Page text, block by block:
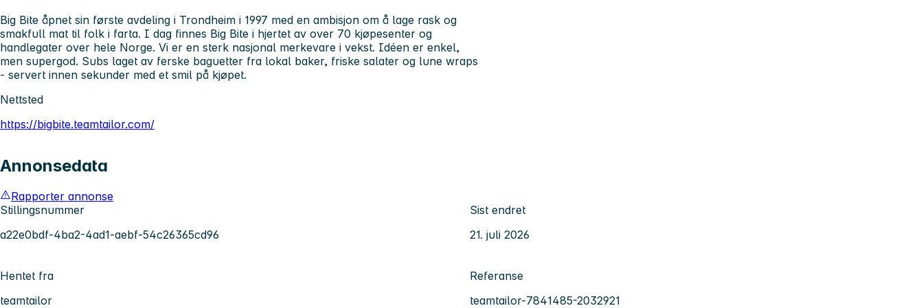
Big Bite åpnet sin første avdeling i Trondheim i 1997 med en ambisjon om å lage rask og
smakfull mat til folk i farta. I dag finnes Big Bite i hjertet av over 70 kjøpesenter og
handlegater over hele Norge. Vi er en sterk nasjonal merkevare i vekst. Idéen er enkel,
men supergod. Subs laget av ferske baguetter fra lokal baker, friske salater og lune wraps
- servert innen sekunder med et smil på kjøpet.
Nettsted
https://bigbite.teamtailor.com/
Annonsedata
Rapporter annonse
Stillingsnummer
a22e0bdf-4ba2-4ad1-aebf-54c26365cd96
Sist endret
21. juli 2026
Hentet fra
teamtailor
Referanse
teamtailor-7841485-2032921